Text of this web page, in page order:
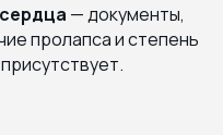
— документы,
пролапса и степень